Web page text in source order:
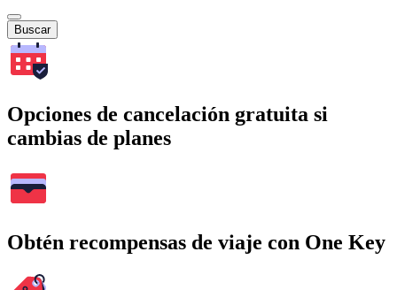
Buscar
Opciones de cancelación gratuita si
cambias de planes
Obtén recompensas de viaje con One Key